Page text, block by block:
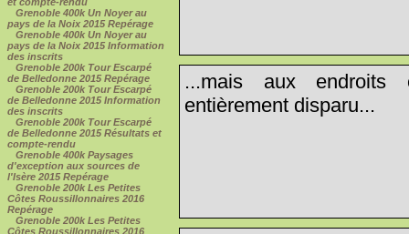
Grenoble 400k Un Noyer au
pays de la Noix 2015 Repérage
Grenoble 400k Un Noyer au
pays de la Noix 2015 Information
des inscrits
Grenoble 200k Tour Escarpé
de Belledonne 2015 Repérage
Grenoble 200k Tour Escarpé
de Belledonne 2015 Information
des inscrits
Grenoble 200k Tour Escarpé
de Belledonne 2015 Résultats et
compte-rendu
Grenoble 400k Paysages
d'exception aux sources de
l'Isère 2015 Repérage
Grenoble 200k Les Petites
Côtes Roussillonnaires 2016
Repérage
Grenoble 200k Les Petites
Côtes Roussillonnaires 2016
...mais aux
entièrement disparu...